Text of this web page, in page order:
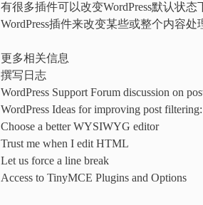
有很多插件可以改变WordPress默认状
WordPress插件来改变某些或整个内容处
更多相关信息
撰写日志
WordPress Support Forum discussion on
WordPress Ideas for improving post filtering:
Choose a better WYSIWYG editor
Trust me when I edit HTML
Let us force a line break
Access to TinyMCE Plugins and Options